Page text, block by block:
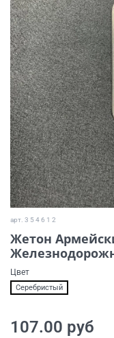
арт. 3 5 4 6 1 2
Жетон
Цвет
Серебристый
107.00 руб